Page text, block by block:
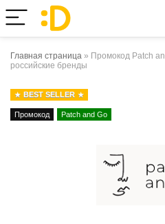
Главная страница » Промокод Patch
российские бренды
BEST SELLER
Промокод Patch and Go